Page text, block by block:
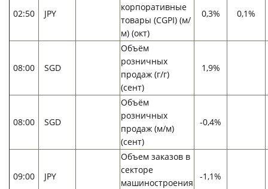
02:50 JPY
корпоративные
товары (CGPI) (м/
м) (окт)
0,3% 0,1%
08:00 SGD
Объём
розничных
продаж (г/г)
(сент)
1,9%
08:00 SGD
Объём
розничных
продаж (м/м)
(сент)
-0,4%
09:00 JPY
Объем заказов в
секторе
машиностроения
-1,1%